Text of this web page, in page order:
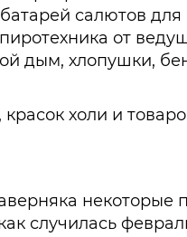
салютов
от
дым, хлопушки,
холи и
некоторые
случилась